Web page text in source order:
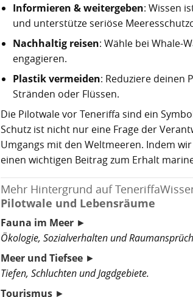
Informieren & weitergeben: Wissen
und unterstütze seriöse
Nachhaltig reisen: Wähle bei Whale-
engagieren.
Plastik vermeiden: Reduziere deinen
Stränden oder Flüssen.
Die Pilotwale vor Teneriffa sind ein
Schutz ist nicht nur eine Frage der
Umgangs mit den Weltmeeren. Indem
einen wichtigen Beitrag zum Erhalt
Mehr Hintergrund auf
Pilotwale und Lebensräume
Fauna im Meer ►
Ökologie, Sozialverhalten und
Meer und Tiefsee ►
Tiefen, Schluchten und Jagdgebiete.
Tourismus ►